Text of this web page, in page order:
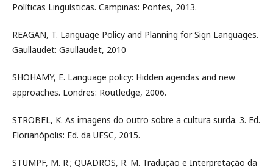
Políticas Linguísticas. Campinas: Pontes, 2013.
REAGAN, T. Language Policy and Planning for Sign Languages.
Gaullaudet: Gaullaudet, 2010
SHOHAMY, E. Language policy: Hidden agendas and new
approaches. Londres: Routledge, 2006.
STROBEL, K. As imagens do outro sobre a cultura surda. 3. Ed.
Florianópolis: Ed. da UFSC, 2015.
STUMPF, M. R.; QUADROS, R. M. Tradução e Interpretação da